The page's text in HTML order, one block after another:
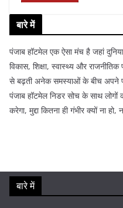
बारे में
पंजाब हॉटमेल एक ऐसा मंच है जहां
विकास, शिक्षा, स्वास्थ्य और
से बढ़ती अनेक समस्याओं के बीच अपने
पंजाब हॉटमेल निडर सोच के साथ लोगों
करेगा, मुद्दा कितना ही गंभीर क्यों ना
बारे में